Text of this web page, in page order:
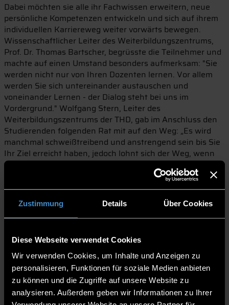
Zustimmung Details Über Cookies
Diese Webseite verwendet Cookies
Wir verwenden Cookies, um Inhalte und Anzeigen zu
personalisieren, Funktionen für soziale Medien anbieten
zu können und die Zugriffe auf unsere Website zu
analysieren. Außerdem geben wir Informationen zu Ihrer
Dabei möchten sie alle ihr Fachwissen erweitern, neue
persönliche Kompetenzen entwickeln und sich auf ihrem
individuellen Karriereweg weiter vorwärts bewegen.
Wissenschaftlicher Leiter des Weiterbildungszentrums,
Prof. Dr. Thomas Bartscher, begrüsste die Teilnehmer und
machte auf einen Umstand besonders aufmerksam: "Sie
werden nicht nur von Ihren Dozenten lernen. Vor allem
werden Sie sich untereinander austauschen und
voneinander Lernen - der Dialog steht bei uns im
Vordergrund." Wolfgang Stern, Leiter des
Weiterbildungszentrums der THD, gab im Anschluss den
Studierenden folgenden Rat mit auf den Weg: „Es wird
manchmal schweißtreibend und anstrengend sein bis Sie
Ihr Ziel erreicht haben, jedoch lohnt sich der Weg, wenn
man am Ende das Gipfelkreuz erklommen hat und den
Ausblick genießen kann.“ Jedoch seien auch eine
Strategie, eine gute Ausrüstung und die Seilschaft wichtig
sowie die eigene Flexibilität. Stern erklärt: „An schwierigen
Stellen beim Aufstieg benötigt man auch manchmal einen
Bergführer, der einem die Richtung aufweist. Das
Professoren werden Ihnen immer ein Ratgeber oder
Trainer sein, damit Sie heil am Ziel ankommen.“ So positiv
eingestimmt gingen gleich drei Bachelor- und drei
Masterstudiengänge in eine neue Runde: Der Bachelor
Betriebliches Management, der Bachelor
Technologiemanagement, der Bachelor Pflegepädagogik,